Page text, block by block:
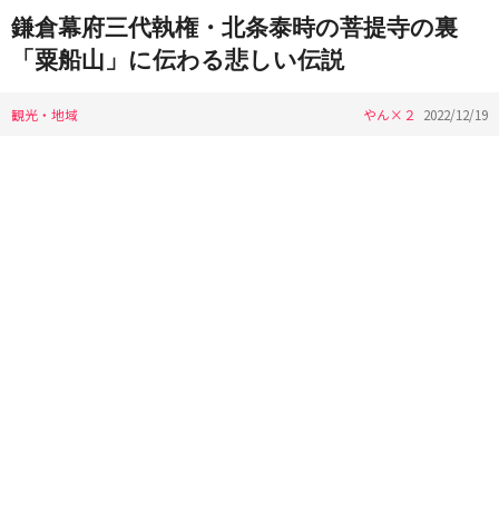
鎌倉幕府三代執権・北条泰時の菩提寺の裏
「粟船山」に伝わる悲しい伝説
観光・地域 やん×２ 2022/12/19